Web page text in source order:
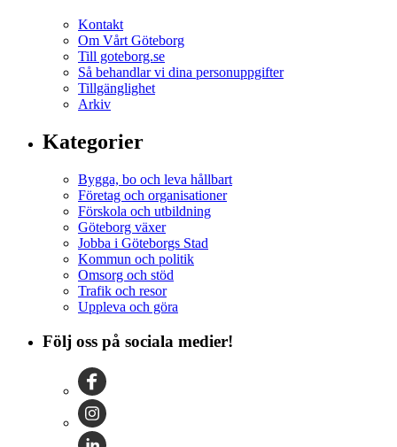
Kontakt
Om Vårt Göteborg
Till goteborg.se
Så behandlar vi dina personuppgifter
Tillgänglighet
Arkiv
Kategorier
Bygga, bo och leva hållbart
Företag och organisationer
Förskola och utbildning
Göteborg växer
Jobba i Göteborgs Stad
Kommun och politik
Omsorg och stöd
Trafik och resor
Uppleva och göra
Följ oss på sociala medier!